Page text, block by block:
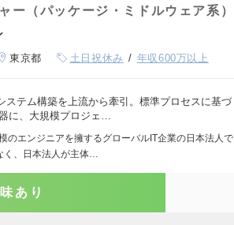
ー（パッケージ・ミドルウェア系）
東京都 土日祝休み 年収600万以上
ステム構築を上流から牽引。標準プロセスに基づ
に、大規模プロジェ…
のエンジニアを擁するグローバルIT企業の日本法人で
、日本法人が主体…
あり